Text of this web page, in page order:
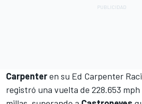
Carpenteren su Ed Carpenter
registró una vuelta de 228.653 mph